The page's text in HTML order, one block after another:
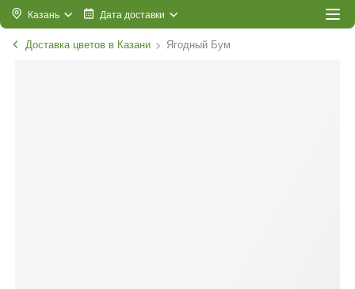
Казань Дата доставки
Доставка цветов в Казани Ягодный Бум